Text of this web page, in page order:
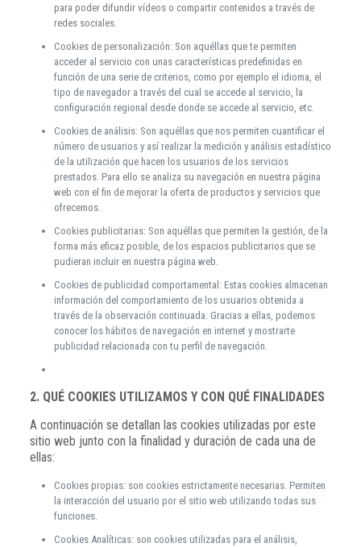
para poder difundir vídeos o compartir contenidos a través de
redes sociales.
Cookies de personalización: Son aquéllas que te permiten
acceder al servicio con unas características predefinidas en
función de una serie de criterios, como por ejemplo el idioma, el
tipo de navegador a través del cual se accede al servicio, la
configuración regional desde donde se accede al servicio, etc.
Cookies de análisis: Son aquéllas que nos permiten cuantificar el
número de usuarios y así realizar la medición y análisis estadístico
de la utilización que hacen los usuarios de los servicios
prestados. Para ello se analiza su navegación en nuestra página
web con el fin de mejorar la oferta de productos y servicios que
ofrecemos.
Cookies publicitarias: Son aquéllas que permiten la gestión, de la
forma más eficaz posible, de los espacios publicitarios que se
pudieran incluir en nuestra página web.
Cookies de publicidad comportamental: Estas cookies almacenan
información del comportamiento de los usuarios obtenida a
través de la observación continuada. Gracias a ellas, podemos
conocer los hábitos de navegación en internet y mostrarte
publicidad relacionada con tu perfil de navegación.
2. QUÉ COOKIES UTILIZAMOS Y CON QUÉ FINALIDADES
A continuación se detallan las cookies utilizadas por este
sitio web junto con la finalidad y duración de cada una de
ellas:
Cookies propias: son cookies estrictamente necesarias. Permiten
la interacción del usuario por el sitio web utilizando todas sus
funciones.
Cookies Analíticas: son cookies utilizadas para el análisis,